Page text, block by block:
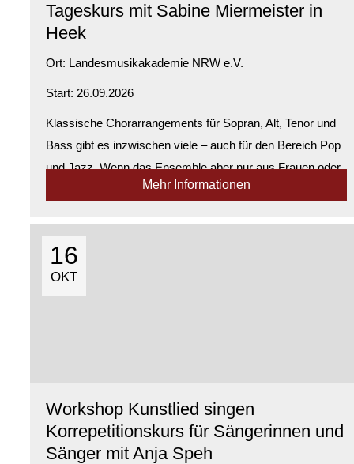
Tageskurs mit Sabine Miermeister in
Heek
Ort: Landesmusikakademie NRW e.V.
Start: 26.09.2026
Klassische Chorarrangements für Sopran, Alt, Tenor und
Bass gibt es inzwischen viele – auch für den Bereich Pop
und Jazz. Wenn das Ensemble aber nur aus Frauen oder
Männern besteht und das Niveau sehr heterogen ist, dann
Mehr Informationen
16
OKT
Workshop Kunstlied singen
Korrepetitionskurs für Sängerinnen und
Sänger mit Anja Speh